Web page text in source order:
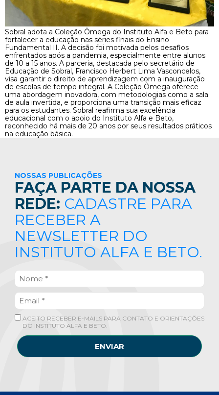
Sobral adota a Coleção Ômega do Instituto Alfa e Beto para
fortalecer a educação nas séries finais do Ensino
Fundamental II. A decisão foi motivada pelos desafios
enfrentados após a pandemia, especialmente entre alunos
de 10 a 15 anos. A parceria, destacada pelo secretário de
Educação de Sobral, Francisco Herbert Lima Vasconcelos,
visa garantir o direito de aprendizagem com a inauguração
de escolas de tempo integral. A Coleção Ômega oferece
uma abordagem inovadora, com metodologias como a sala
de aula invertida, e proporciona uma transição mais eficaz
para os estudantes. Sobral reafirma sua excelência
educacional com o apoio do Instituto Alfa e Beto,
reconhecido há mais de 20 anos por seus resultados práticos
na educação básica.
NOSSAS PUBLICAÇÕES
FAÇA PARTE DA NOSSA
REDE: CADASTRE PARA
RECEBER A
NEWSLETTER DO
INSTITUTO ALFA E BETO.
ACEITO RECEBER E-MAILS PARA CONTATO E ORIENTAÇÕES
DO INSTITUTO ALFA E BETO.
ENVIAR